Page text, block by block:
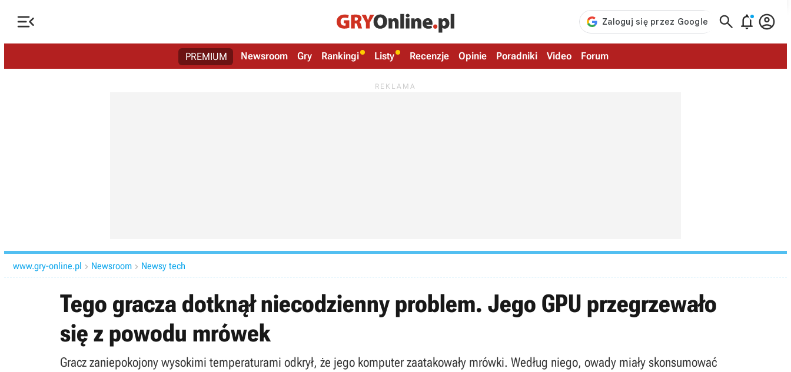
   
PREMIUM Newsroom Gry Rankingi Listy Recenzje Opinie Poradniki Video Forum
www.gry-online.pl  Newsroom  Newsy tech
Tego gracza dotknął niecodzienny problem. Jego GPU przegrzewało
się z powodu mrówek
Gracz zaniepokojony wysokimi temperaturami odkrył, że jego komputer zaatakowały mrówki. Według niego, owady miały skonsumować